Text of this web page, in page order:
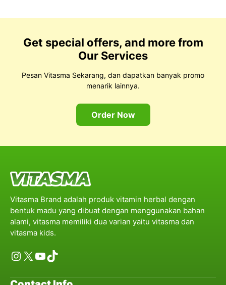
Get special offers, and more from
Our Services
Pesan Vitasma Sekarang, dan dapatkan banyak promo
menarik lainnya.
Order Now
Vitasma Brand adalah produk vitamin herbal dengan
bentuk madu yang dibuat dengan menggunakan bahan
alami, vitasma memiliki dua varian yaitu vitasma dan
vitasma kids.
Instagram
X YouTube
TikTok